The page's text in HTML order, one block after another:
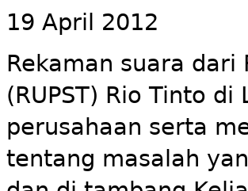
19 April 2012
Rekaman suara dari
(RUPST) Rio Tinto
perusahaan serta
tentang masalah